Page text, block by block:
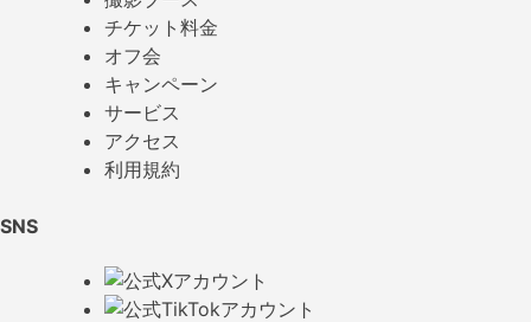
チケット料金
オフ会
キャンペーン
サービス
アクセス
利用規約
SNS